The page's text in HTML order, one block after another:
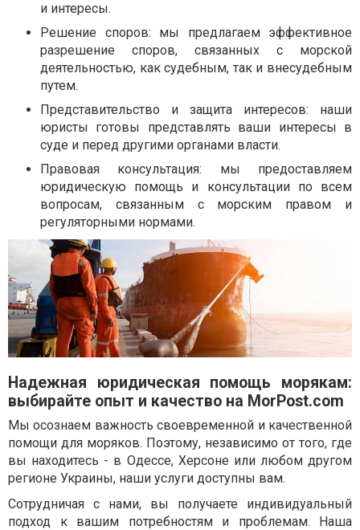
и интересы.
Решение споров: мы предлагаем эффективное
разрешение споров, связанных с морской
деятельностью, как судебным, так и внесудебным
путем.
Представительство и защита интересов: наши
юристы готовы представлять ваши интересы в
суде и перед другими органами власти.
Правовая консультация: мы предоставляем
юридическую помощь и консультации по всем
вопросам, связанным с морским правом и
регуляторными нормами.
Надежная юридическая помощь морякам:
выбирайте опыт и качество на MorPost.com
Мы осознаем важность своевременной и качественной
помощи для моряков. Поэтому, независимо от того, где
вы находитесь - в Одессе, Херсоне или любом другом
регионе Украины, наши услуги доступны вам.
Сотрудничая с нами, вы получаете индивидуальный
подход к вашим потребностям и проблемам. Наша